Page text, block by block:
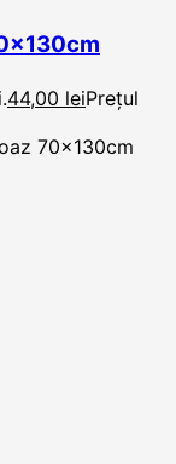
44,00 leiPrețul
70x130cm